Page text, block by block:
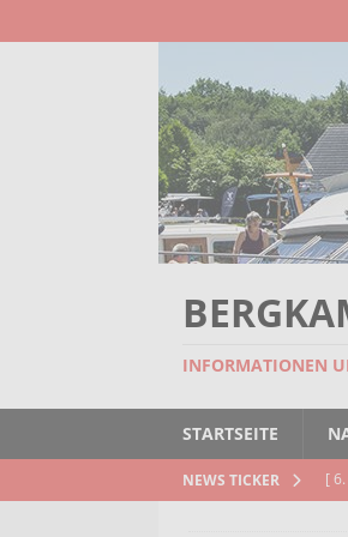
INFORMATIONEN
STARTSEITE
NEWS TICKER [